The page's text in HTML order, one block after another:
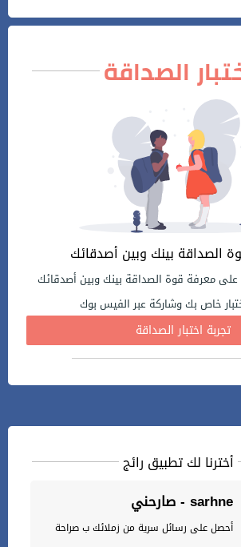
الصداقة
الصداقة بينك وبين أصدقائك
على معرفة قوة الصداقة بينك وبين أصدقائك
خاص بك وشاركة عبر الفيس بوك
تجربة اختبار الصداقة
أخترنا لك تطبيق رائج
صارحني - sarhne
أحصل على رسائل سرية من زملائك ب صراحة